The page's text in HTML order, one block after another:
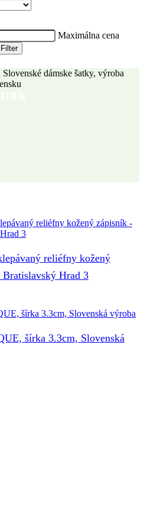
Maximálna cena
Filter
reliéfny kožený
Hrad 3
šírka 3.3cm, Slovenská